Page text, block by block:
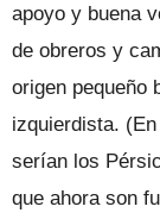
apoyo y buena
de obreros y
origen pequeño
izquierdista.
serían los
que ahora son